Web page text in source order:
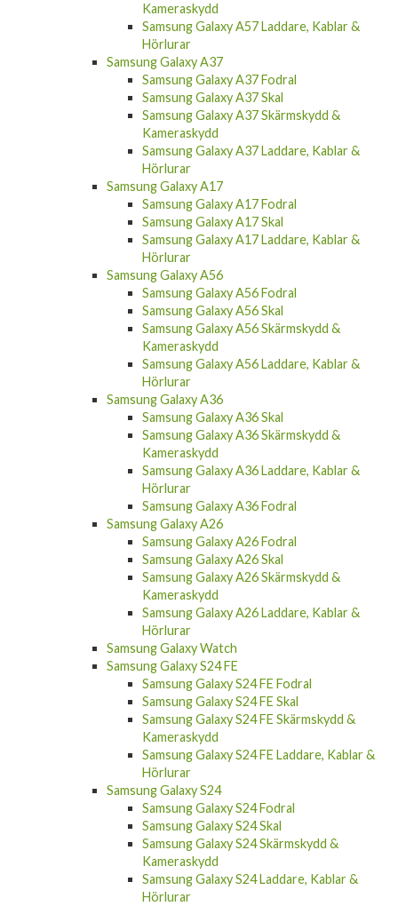
Kameraskydd
Samsung Galaxy A57 Laddare, Kablar &
Hörlurar
Samsung Galaxy A37
Samsung Galaxy A37 Fodral
Samsung Galaxy A37 Skal
Samsung Galaxy A37 Skärmskydd &
Kameraskydd
Samsung Galaxy A37 Laddare, Kablar &
Hörlurar
Samsung Galaxy A17
Samsung Galaxy A17 Fodral
Samsung Galaxy A17 Skal
Samsung Galaxy A17 Laddare, Kablar &
Hörlurar
Samsung Galaxy A56
Samsung Galaxy A56 Fodral
Samsung Galaxy A56 Skal
Samsung Galaxy A56 Skärmskydd &
Kameraskydd
Samsung Galaxy A56 Laddare, Kablar &
Hörlurar
Samsung Galaxy A36
Samsung Galaxy A36 Skal
Samsung Galaxy A36 Skärmskydd &
Kameraskydd
Samsung Galaxy A36 Laddare, Kablar &
Hörlurar
Samsung Galaxy A36 Fodral
Samsung Galaxy A26
Samsung Galaxy A26 Fodral
Samsung Galaxy A26 Skal
Samsung Galaxy A26 Skärmskydd &
Kameraskydd
Samsung Galaxy A26 Laddare, Kablar &
Hörlurar
Samsung Galaxy Watch
Samsung Galaxy S24 FE
Samsung Galaxy S24 FE Fodral
Samsung Galaxy S24 FE Skal
Samsung Galaxy S24 FE Skärmskydd &
Kameraskydd
Samsung Galaxy S24 FE Laddare, Kablar &
Hörlurar
Samsung Galaxy S24
Samsung Galaxy S24 Fodral
Samsung Galaxy S24 Skal
Samsung Galaxy S24 Skärmskydd &
Kameraskydd
Samsung Galaxy S24 Laddare, Kablar &
Hörlurar